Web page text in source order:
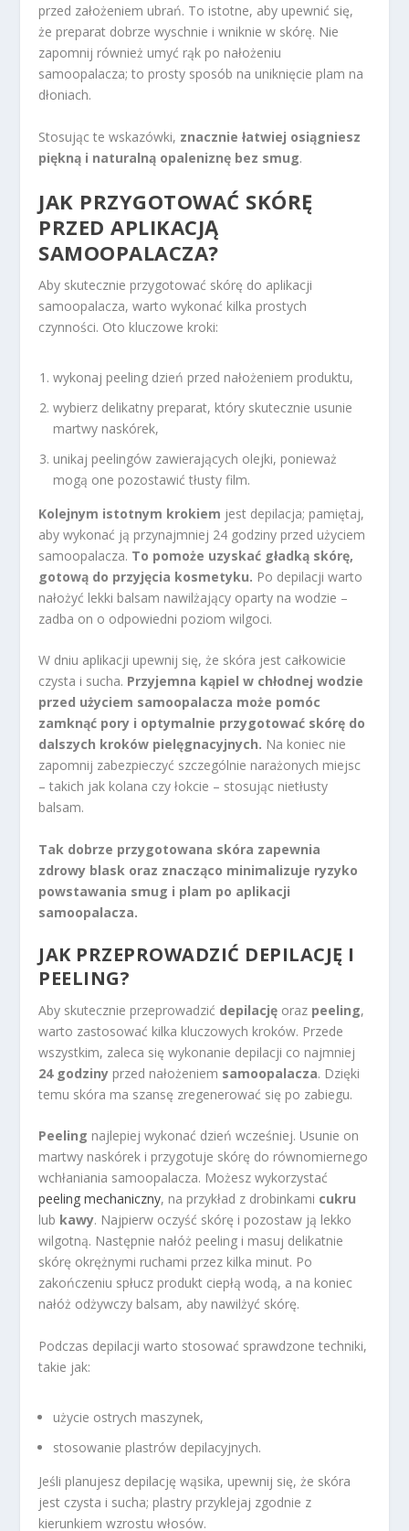
przed założeniem ubrań. To istotne, aby upewnić się,
że preparat dobrze wyschnie i wniknie w skórę. Nie
zapomnij również umyć rąk po nałożeniu
samoopalacza; to prosty sposób na uniknięcie plam na
dłoniach.
Stosując te wskazówki, znacznie łatwiej osiągniesz
piękną i naturalną opaleniznę bez smug.
JAK PRZYGOTOWAĆ SKÓRĘ
PRZED APLIKACJĄ
SAMOOPALACZA?
Aby skutecznie przygotować skórę do aplikacji
samoopalacza, warto wykonać kilka prostych
czynności. Oto kluczowe kroki:
wykonaj peeling dzień przed nałożeniem produktu,
wybierz delikatny preparat, który skutecznie usunie
martwy naskórek,
unikaj peelingów zawierających olejki, ponieważ
mogą one pozostawić tłusty film.
Kolejnym istotnym krokiem jest depilacja; pamiętaj,
aby wykonać ją przynajmniej 24 godziny przed użyciem
samoopalacza. To pomoże uzyskać gładką skórę,
gotową do przyjęcia kosmetyku. Po depilacji warto
nałożyć lekki balsam nawilżający oparty na wodzie –
zadba on o odpowiedni poziom wilgoci.
W dniu aplikacji upewnij się, że skóra jest całkowicie
czysta i sucha. Przyjemna kąpiel w chłodnej wodzie
przed użyciem samoopalacza może pomóc
zamknąć pory i optymalnie przygotować skórę do
dalszych kroków pielęgnacyjnych. Na koniec nie
zapomnij zabezpieczyć szczególnie narażonych miejsc
– takich jak kolana czy łokcie – stosując nietłusty
balsam.
Tak dobrze przygotowana skóra zapewnia
zdrowy blask oraz znacząco minimalizuje ryzyko
powstawania smug i plam po aplikacji
samoopalacza.
JAK PRZEPROWADZIĆ DEPILACJĘ I
PEELING?
Aby skutecznie przeprowadzić depilację oraz peeling,
warto zastosować kilka kluczowych kroków. Przede
wszystkim, zaleca się wykonanie depilacji co najmniej
24 godziny przed nałożeniem samoopalacza. Dzięki
temu skóra ma szansę zregenerować się po zabiegu.
Peeling najlepiej wykonać dzień wcześniej. Usunie on
martwy naskórek i przygotuje skórę do równomiernego
wchłaniania samoopalacza. Możesz wykorzystać
peeling mechaniczny, na przykład z drobinkami cukru
lub kawy. Najpierw oczyść skórę i pozostaw ją lekko
wilgotną. Następnie nałóż peeling i masuj delikatnie
skórę okrężnymi ruchami przez kilka minut. Po
zakończeniu spłucz produkt ciepłą wodą, a na koniec
nałóż odżywczy balsam, aby nawilżyć skórę.
Podczas depilacji warto stosować sprawdzone techniki,
takie jak:
użycie ostrych maszynek,
stosowanie plastrów depilacyjnych.
Jeśli planujesz depilację wąsika, upewnij się, że skóra
jest czysta i sucha; plastry przyklejaj zgodnie z
kierunkiem wzrostu włosów.